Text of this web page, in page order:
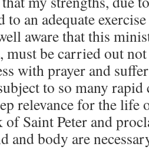
to an adequate
aware that this
must be carried out
with prayer and
to so many rapid
relevance for the
of Saint Peter and
and body are